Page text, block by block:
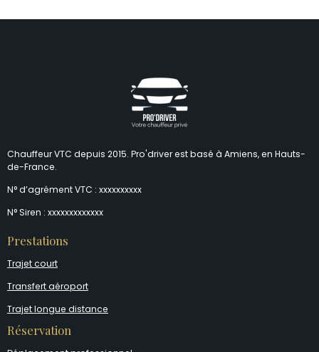
Chauffeur VTC depuis 2015. Pro'driver est basé à Amiens, en Hauts-
de-France.
N° d’agrément VTC : xxxxxxxxxx
N° Siren : xxxxxxxxxxxxx
Prestations
Trajet court
Transfert aéroport
Trajet longue distance
Réservation